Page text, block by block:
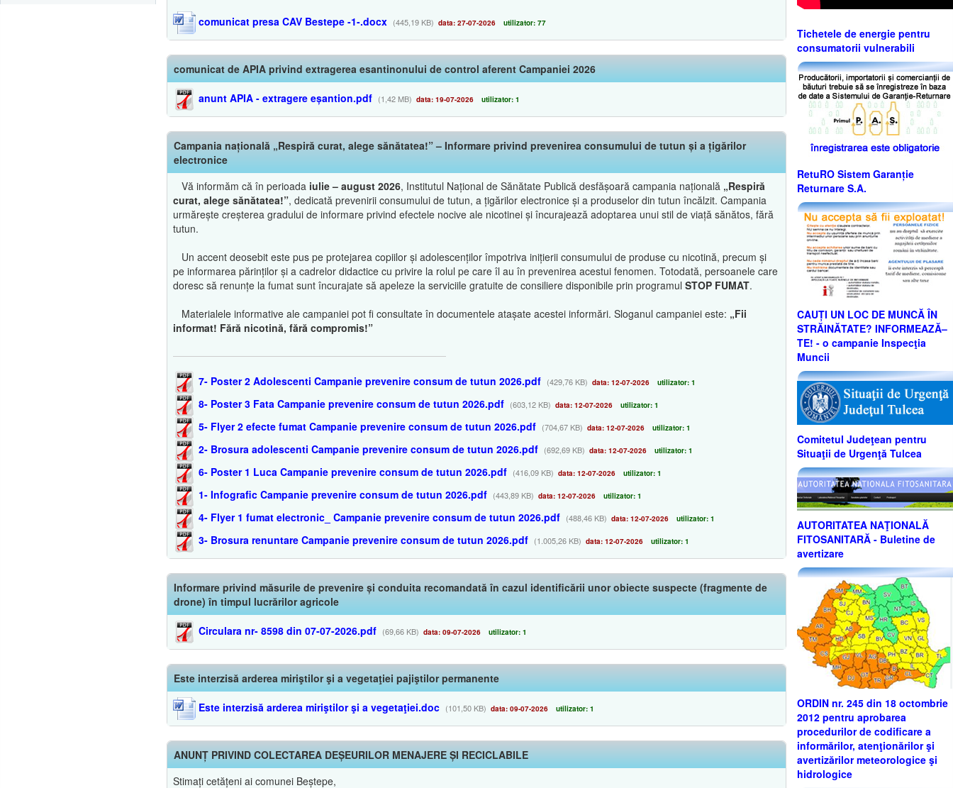
comunicat presa CAV Bestepe -1-.docx (445,19 KB) data: 27-07-2026 utilizator: 77
comunicat de APIA privind extragerea esantinonului de control aferent Campaniei 2026
anunt APIA - extragere eșantion.pdf (1,42 MB) data: 19-07-2026 utilizator: 1
Campania națională „Respiră curat, alege sănătatea!” – Informare privind prevenirea consumului de tutun și a țigărilor
electronice
Vă informăm că în perioada iulie – august 2026, Institutul Național de Sănătate Publică desfășoară campania națională „Respiră
curat, alege sănătatea!”, dedicată prevenirii consumului de tutun, a țigărilor electronice și a produselor din tutun încălzit. Campania
urmărește creșterea gradului de informare privind efectele nocive ale nicotinei și încurajează adoptarea unui stil de viață sănătos, fără
tutun.
Un accent deosebit este pus pe protejarea copiilor și adolescenților împotriva inițierii consumului de produse cu nicotină, precum și
pe informarea părinților și a cadrelor didactice cu privire la rolul pe care îl au în prevenirea acestui fenomen. Totodată, persoanele care
doresc să renunțe la fumat sunt încurajate să apeleze la serviciile gratuite de consiliere disponibile prin programul STOP FUMAT.
Materialele informative ale campaniei pot fi consultate în documentele atașate acestei informări. Sloganul campaniei este: „Fii
informat! Fără nicotină, fără compromis!”
7- Poster 2 Adolescenti Campanie prevenire consum de tutun 2026.pdf (429,76 KB) data: 12-07-2026 utilizator: 1
8- Poster 3 Fata Campanie prevenire consum de tutun 2026.pdf (603,12 KB) data: 12-07-2026 utilizator: 1
5- Flyer 2 efecte fumat Campanie prevenire consum de tutun 2026.pdf (704,67 KB) data: 12-07-2026 utilizator: 1
2- Brosura adolescenti Campanie prevenire consum de tutun 2026.pdf (692,69 KB) data: 12-07-2026 utilizator: 1
6- Poster 1 Luca Campanie prevenire consum de tutun 2026.pdf (416,09 KB) data: 12-07-2026 utilizator: 1
1- Infografic Campanie prevenire consum de tutun 2026.pdf (443,89 KB) data: 12-07-2026 utilizator: 1
4- Flyer 1 fumat electronic_ Campanie prevenire consum de tutun 2026.pdf (488,46 KB) data: 12-07-2026 utilizator: 1
3- Brosura renuntare Campanie prevenire consum de tutun 2026.pdf (1.005,26 KB) data: 12-07-2026 utilizator: 1
Informare privind măsurile de prevenire și conduita recomandată în cazul identificării unor obiecte suspecte (fragmente de
drone) în timpul lucrărilor agricole
Circulara nr- 8598 din 07-07-2026.pdf (69,66 KB) data: 09-07-2026 utilizator: 1
Este interzisă arderea miriştilor şi a vegetaţiei pajiştilor permanente
Este interzisă arderea miriştilor şi a vegetaţiei.doc (101,50 KB) data: 09-07-2026 utilizator: 1
ANUNȚ PRIVIND COLECTAREA DEȘEURILOR MENAJERE ȘI RECICLABILE
Stimați cetățeni ai comunei Beștepe,
Tichetele de energie pentru
consumatorii vulnerabili
RetuRO Sistem Garanție
Returnare S.A.
CAUȚI UN LOC DE MUNCĂ ÎN
STRĂINĂTATE? INFORMEAZĂ–
TE! - o campanie Inspecţia
Muncii
Comitetul Judeţean pentru
Situaţii de Urgenţă Tulcea
AUTORITATEA NAŢIONALĂ
FITOSANITARĂ - Buletine de
avertizare
ORDIN nr. 245 din 18 octombrie
2012 pentru aprobarea
procedurilor de codificare a
informărilor, atenţionărilor şi
avertizărilor meteorologice şi
hidrologice